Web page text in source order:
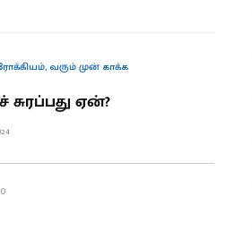
, வரும் முன் காக்க
ஏன்?